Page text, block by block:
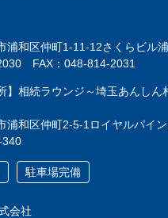
浦和区仲町1-11-12さくらビル
FAX：048-814-2031
】相続ラウンジ～埼玉あんしん
浦和区仲町2-5-1 ロイヤルパイ
340
駐車場完備
会社